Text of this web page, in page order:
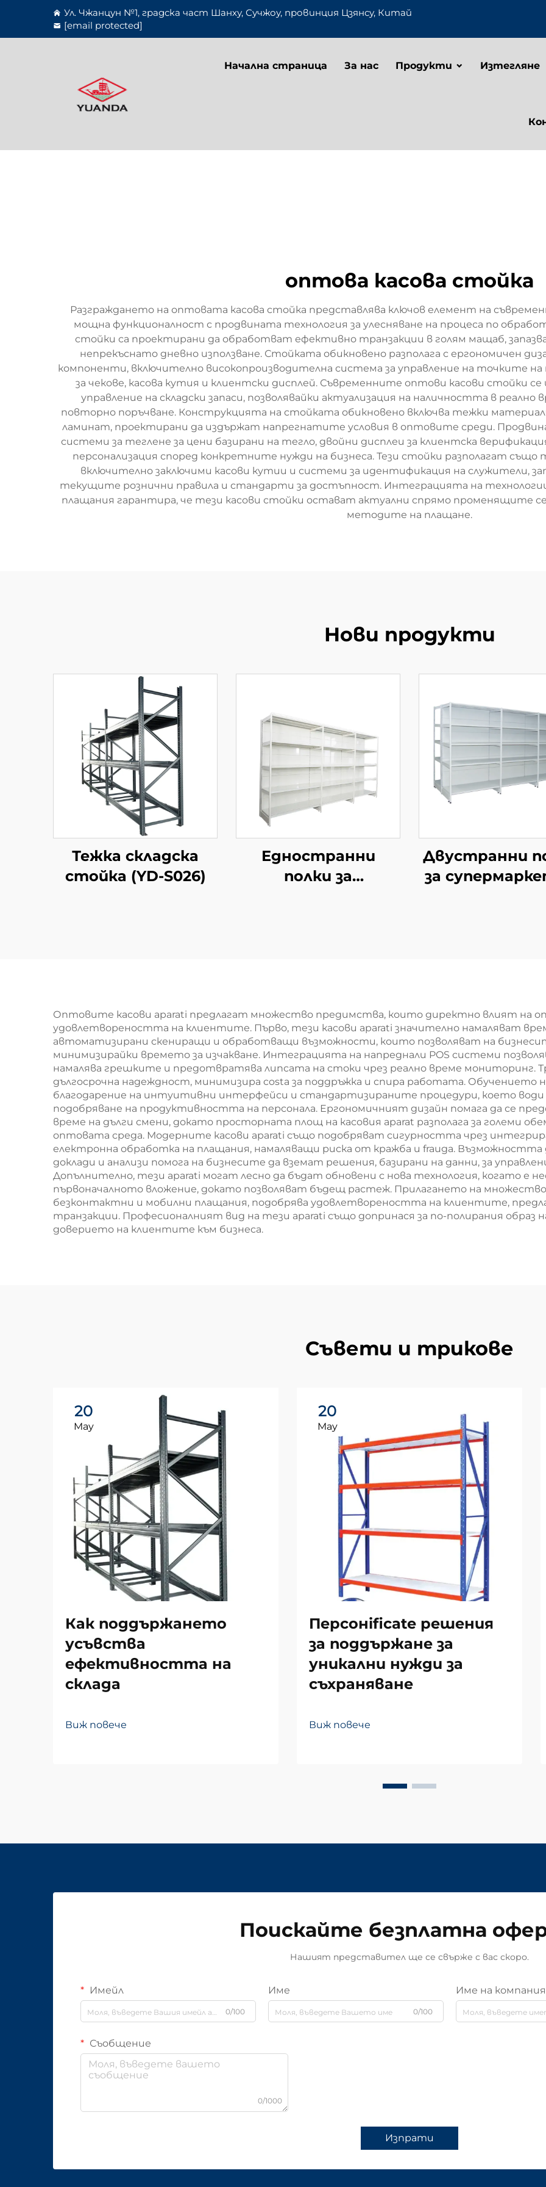
Ул. Чжанцун №1, градска част Шанху, Сучжоу, провинция Цзянсу, Китай
[email protected]
Начална страница За нас Продукти Изтегляне
оптова касова стойка
Разграждането на оптовата касова стойка представлява ключов елемент на
мощна функционалност с продвината технология за улесняване на процеса по
стойки са проектирани да обработват ефективно транзакции в голям мащаб,
непрекъснато дневно използване. Стойката обикновено разполага с ергономичен
компоненти, включително високопроизводителна система за управление на точките на
за чекове, касова кутия и клиентски дисплей. Съвременните оптови касови стойки
управление на складски запаси, позволявайки актуализация на наличността в
повторно поръчване. Конструкцията на стойката обикновено включва тежки
ламинат, проектирани да издържат напрегнатите условия в оптовите среди.
системи за теглене за цени базирани на тегло, двойни дисплеи за клиентска
персонализация според конкретните нужди на бизнеса. Тези стойки разполагат също
включително заключими касови кутии и системи за идентификация на служители,
текущите рознични правила и стандарти за достъпност. Интеграцията на
плащания гарантира, че тези касови стойки остават актуални спрямо променящите
методите на плащане.
Нови продукти
Тежка складска
стойка (YD-S026)
Едностранни
полки за
Двустранни
за
Оптовите касови aparati предлагат множество предимства, които директно влият на
удовлетвореността на клиентите. Първо, тези касови aparati значително намаляват
автоматизирани скениращи и обработващи възможности, които позволяват на
минимизирайки времето за изчакване. Интеграцията на напреднали POS системи
намалява грешките и предотвратява липсата на стоки чрез реално време мониторинг.
дългосрочна надеждност, минимизира costa за поддръжка и спира работата. Обучението
благодарение на интуитивни интерфейси и стандартизираните процедури, което води
подобряване на продуктивността на персонала. Ергономичният дизайн помага да се
време на дълги смени, докато просторната площ на касовия aparat разполага за големи
оптовата среда. Модерните касови aparati също подобряват сигурността чрез
електронна обработка на плащания, намаляващи риска от кражба и frauда.
доклади и анализи помога на бизнесите да вземат решения, базирани на данни, за
Допълнително, тези aparati могат лесно да бъдат обновени с нова технология, когато е
първоначалното вложение, докато позволяват бъдещ растеж. Прилагането на
безконтактни и мобилни плащания, подобрява удовлетвореността на клиентите,
транзакции. Професионалният вид на тези aparati също допринася за по-полирания образ
доверието на клиентите към бизнеса.
Съвети и трикове
20
May
Как поддържането
усъвства
ефективността на
склада
Виж повече
20
May
Персонificate решения
за поддържане за
уникални нужди за
съхраняване
Виж повече
Поискайте безплатна
Нашият представител ще се свърже с вас скоро.
Имейл
0/100
Име
0/100
Име на
Съобщение
0/1000
Изпрати